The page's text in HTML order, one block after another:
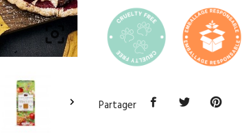

 Partager